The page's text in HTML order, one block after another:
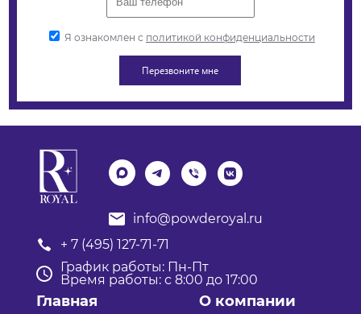
Я ознакомлен с политикой конфиденциальности
info@powderoyal.ru
+ 7 (495) 127-71-71
График работы: Пн-Пт
Время работы: с 8:00 до 17:00
Главная О компании